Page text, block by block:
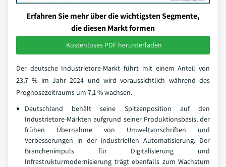
Erfahren Sie mehr über die wichtigsten Segmente,
die diesen Markt formen
Kostenloses PDF herunterladen
Der deutsche Industrietore-Markt führt mit einem Anteil von
23,7 % im Jahr 2024 und wird voraussichtlich während des
Prognosezeitraums um 7,1 % wachsen.
Deutschland behält seine Spitzenposition auf den
Industrietore-Märkten aufgrund seiner Produktionsbasis, der
frühen Übernahme von Umweltvorschriften und
Verbesserungen in der industriellen Automatisierung. Der
Branchenimpuls für Digitalisierung und
Infrastrukturmodernisierung trägt ebenfalls zum Wachstum